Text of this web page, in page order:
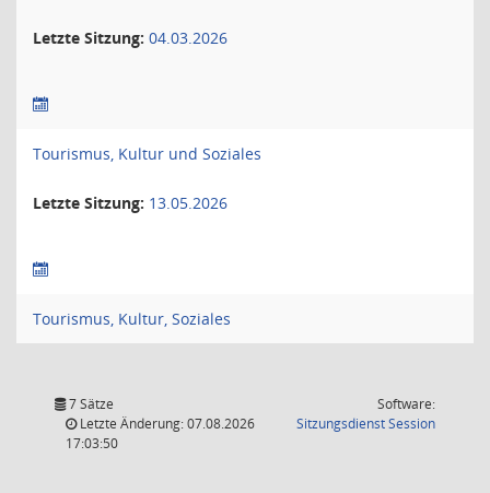
Letzte Sitzung: 04.03.2026
Tourismus, Kultur und Soziales
Letzte Sitzung: 13.05.2026
Tourismus, Kultur, Soziales
7 Sätze
Letzte Änderung: 07.08.2026
17:03:50
Software:
SitzungsdienstSession(Wird in